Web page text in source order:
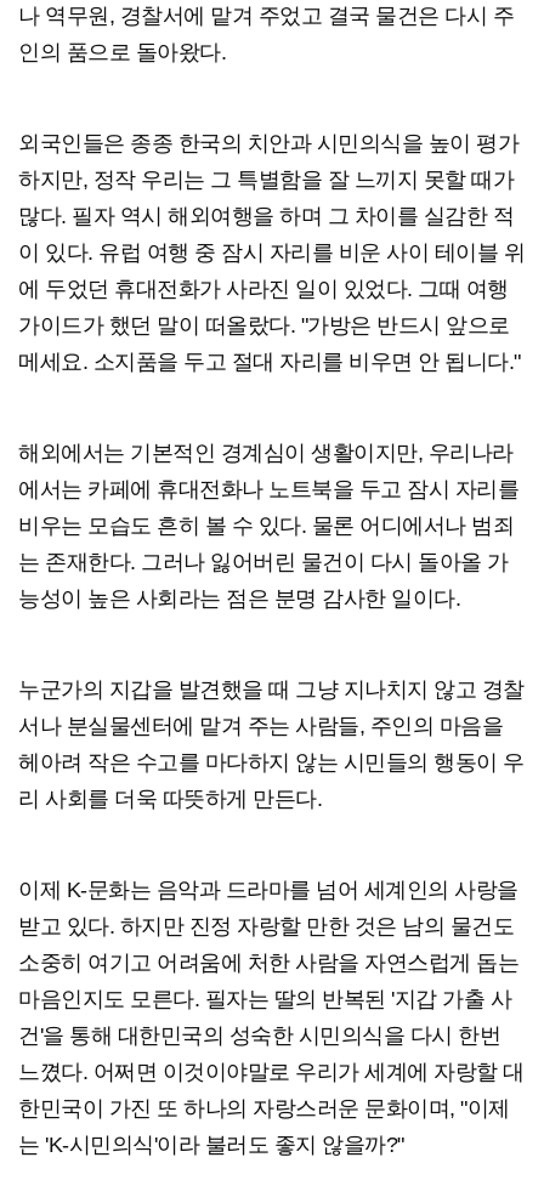
나 역무원, 경찰서에 맡겨 주었고 결국 물건은 다시 주
인의 품으로 돌아왔다.
외국인들은 종종 한국의 치안과 시민의식을 높이 평가
하지만, 정작 우리는 그 특별함을 잘 느끼지 못할 때가
많다. 필자 역시 해외여행을 하며 그 차이를 실감한 적
이 있다. 유럽 여행 중 잠시 자리를 비운 사이 테이블 위
에 두었던 휴대전화가 사라진 일이 있었다. 그때 여행
가이드가 했던 말이 떠올랐다. "가방은 반드시 앞으로
메세요. 소지품을 두고 절대 자리를 비우면 안 됩니다."
해외에서는 기본적인 경계심이 생활이지만, 우리나라
에서는 카페에 휴대전화나 노트북을 두고 잠시 자리를
비우는 모습도 흔히 볼 수 있다. 물론 어디에서나 범죄
는 존재한다. 그러나 잃어버린 물건이 다시 돌아올 가
능성이 높은 사회라는 점은 분명 감사한 일이다.
누군가의 지갑을 발견했을 때 그냥 지나치지 않고 경찰
서나 분실물센터에 맡겨 주는 사람들, 주인의 마음을
헤아려 작은 수고를 마다하지 않는 시민들의 행동이 우
리 사회를 더욱 따뜻하게 만든다.
이제 K-문화는 음악과 드라마를 넘어 세계인의 사랑을
받고 있다. 하지만 진정 자랑할 만한 것은 남의 물건도
소중히 여기고 어려움에 처한 사람을 자연스럽게 돕는
마음인지도 모른다. 필자는 딸의 반복된 '지갑 가출 사
건'을 통해 대한민국의 성숙한 시민의식을 다시 한번
느꼈다. 어쩌면 이것이야말로 우리가 세계에 자랑할 대
한민국이 가진 또 하나의 자랑스러운 문화이며, "이제
는 'K-시민의식'이라 불러도 좋지 않을까?"